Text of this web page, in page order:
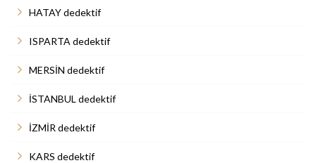
HATAY dedektif
ISPARTA dedektif
MERSİN dedektif
İSTANBUL dedektif
İZMİR dedektif
KARS dedektif